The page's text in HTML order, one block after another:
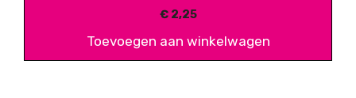
€2,25
Toevoegen aan winkelwagen